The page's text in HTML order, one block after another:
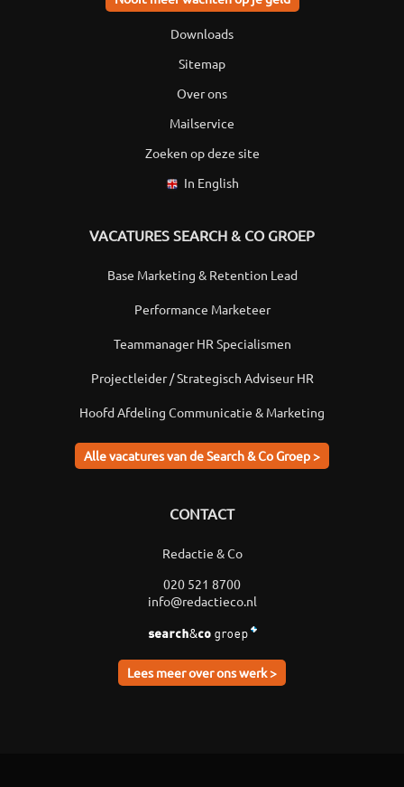
Downloads
Sitemap
Over ons
Mailservice
Zoeken op deze site
In English
VACATURES SEARCH & CO GROEP
Base Marketing & Retention Lead
Performance Marketeer
Teammanager HR Specialismen
Projectleider / Strategisch Adviseur HR
Hoofd Afdeling Communicatie & Marketing
Alle vacatures van de Search & Co Groep >
CONTACT
Redactie & Co
020 521 8700
info@redactieco.nl
Lees meer over ons werk >